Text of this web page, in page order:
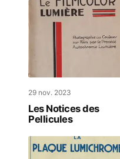
29 nov. 2023
Les Notices des
Pellicules